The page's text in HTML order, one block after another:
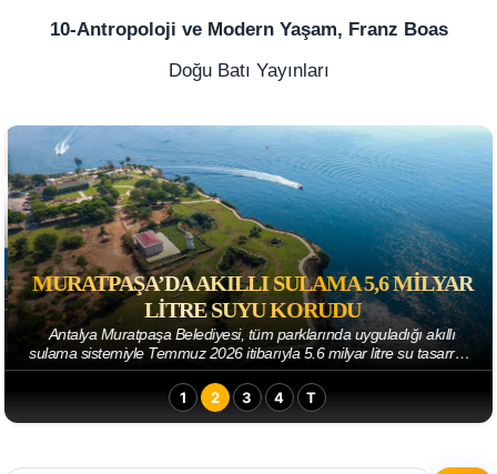
10-Antropoloji ve Modern Yaşam, Franz Boas
Doğu Batı Yayınları
MURATPAŞA’DA AKILLI SULAMA 5,6 MILYAR
LITRE SUYU KORUDU
Antalya Muratpaşa Belediyesi, tüm parklarında uyguladığı akıllı
sulama sistemiyle Temmuz 2026 itibarıyla 5.6 milyar litre su tasarrufu
sağladı. Parkların sul...
1
2 3 4 T